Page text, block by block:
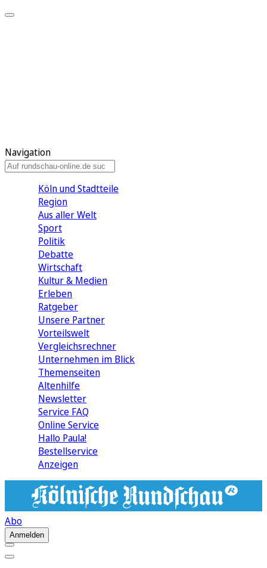
Navigation
Köln und Stadtteile
Region
Aus aller Welt
Sport
Politik
Debatte
Wirtschaft
Kultur & Medien
Erleben
Ratgeber
Unsere Partner
Vorteilswelt
Vergleichsrechner
Unternehmen im Blick
Themenseiten
Altenhilfe
Newsletter
Service FAQ
Online Service
Hallo Paula!
Bestellservice
Anzeigen
Abo
Anmelden